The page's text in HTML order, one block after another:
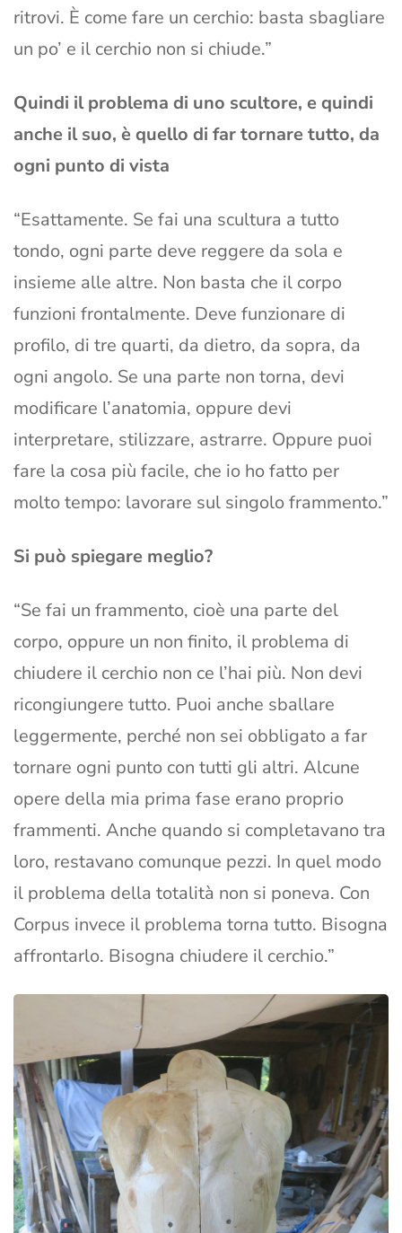
ritrovi. È come fare un cerchio: basta sbagliare
un po’ e il cerchio non si chiude.”
Quindi il problema di uno scultore, e quindi
anche il suo, è quello di far tornare tutto, da
ogni punto di vista
“Esattamente. Se fai una scultura a tutto
tondo, ogni parte deve reggere da sola e
insieme alle altre. Non basta che il corpo
funzioni frontalmente. Deve funzionare di
profilo, di tre quarti, da dietro, da sopra, da
ogni angolo. Se una parte non torna, devi
modificare l’anatomia, oppure devi
interpretare, stilizzare, astrarre. Oppure puoi
fare la cosa più facile, che io ho fatto per
molto tempo: lavorare sul singolo frammento.”
Si può spiegare meglio?
“Se fai un frammento, cioè una parte del
corpo, oppure un non finito, il problema di
chiudere il cerchio non ce l’hai più. Non devi
ricongiungere tutto. Puoi anche sballare
leggermente, perché non sei obbligato a far
tornare ogni punto con tutti gli altri. Alcune
opere della mia prima fase erano proprio
frammenti. Anche quando si completavano tra
loro, restavano comunque pezzi. In quel modo
il problema della totalità non si poneva. Con
Corpus invece il problema torna tutto. Bisogna
affrontarlo. Bisogna chiudere il cerchio.”